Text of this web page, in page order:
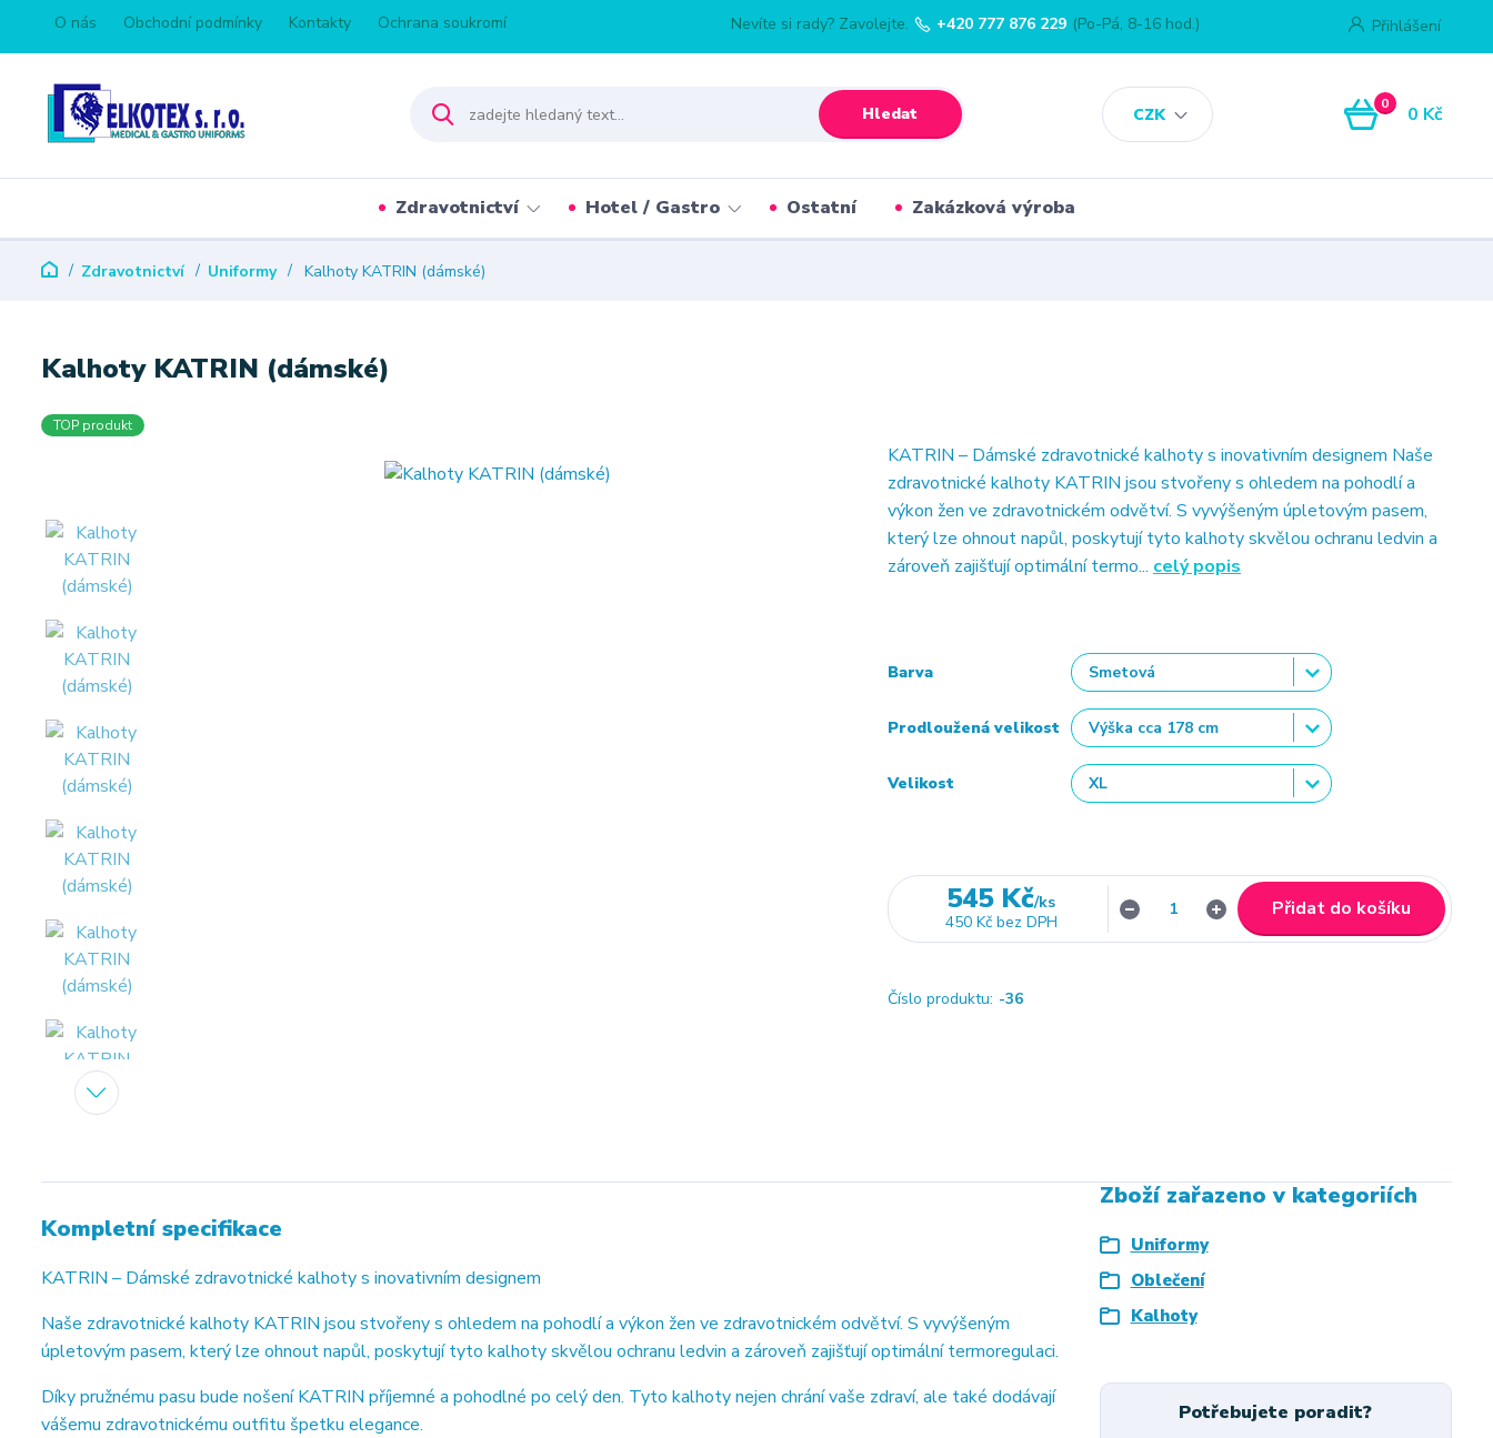
O nás Obchodní podmínky Kontakty Ochrana soukromí
CZK
Přihlášení
Hledat
Nevíte si rady? Zavolejte. +420 777 876 229 (Po-Pá, 8-16 hod.)
0 0 Kč
Zdravotnictví Hotel / Gastro Ostatní Zakázková výroba
Zdravotnictví Uniformy Kalhoty KATRIN (dámské)
Kalhoty KATRIN (dámské)
TOP produkt
KATRIN – Dámské zdravotnické kalhoty s inovativním designem Naše
zdravotnické kalhoty KATRIN jsou stvořeny s ohledem na pohodlí a
výkon žen ve zdravotnickém odvětví. S vyvýšeným úpletovým pasem,
který lze ohnout napůl, poskytují tyto kalhoty skvělou ochranu ledvin a
zároveň zajišťují optimální termo... celý popis
Barva
Prodloužená velikost
Velikost
545 Kč/ks
450 Kč bez DPH
Přidat do košíku
Číslo produktu: -36
Kompletní specifikace
KATRIN – Dámské zdravotnické kalhoty s inovativním designem
Naše zdravotnické kalhoty KATRIN jsou stvořeny s ohledem na pohodlí a výkon žen ve zdravotnickém odvětví. S vyvýšeným
úpletovým pasem, který lze ohnout napůl, poskytují tyto kalhoty skvělou ochranu ledvin a zároveň zajišťují optimální termoregulaci.
Díky pružnému pasu bude nošení KATRIN příjemné a pohodlné po celý den. Tyto kalhoty nejen chrání vaše zdraví, ale také dodávají
vášemu zdravotnickému outfitu špetku elegance.
Zboží zařazeno v kategoriích
Uniformy
Oblečení
Kalhoty
Potřebujete poradit?